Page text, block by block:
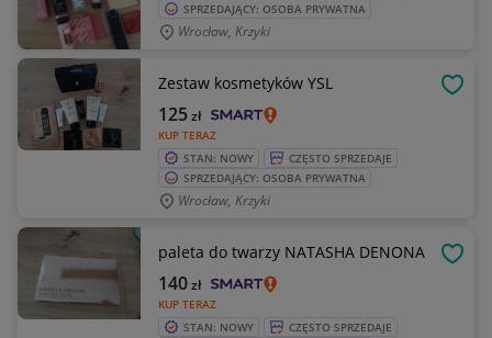
SPRZEDAJĄCY: OSOBA PRYWATNA
Wrocław, Krzyki
Zestaw kosmetyków YSL
KUP TERAZ
125zł
STAN: NOWY
CZĘSTO SPRZEDAJE
SPRZEDAJĄCY: OSOBA PRYWATNA
Wrocław, Krzyki
paleta do twarzy NATASHA DENONA
KUP TERAZ
140zł
STAN: NOWY
CZĘSTO SPRZEDAJE